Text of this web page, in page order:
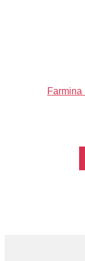
Farmina